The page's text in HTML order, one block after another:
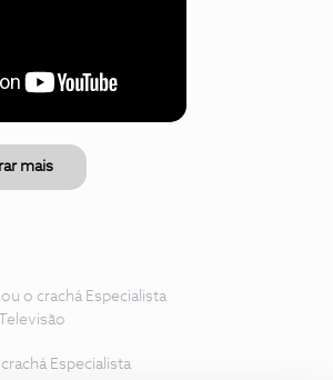
mais
o crachá Especialista
Especialista